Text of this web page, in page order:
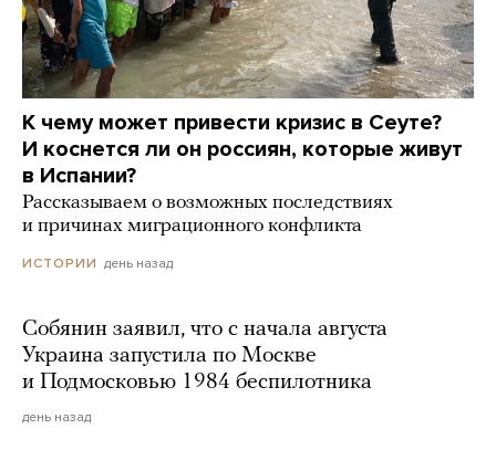
К чему может привести кризис в Сеуте?
И коснется ли он россиян, которые живут
в Испании?
Рассказываем о возможных последствиях
и причинах миграционного конфликта
ИСТОРИИ день назад
Собянин заявил, что с начала августа
Украина запустила по Москве
и Подмосковью 1984 беспилотника
день назад